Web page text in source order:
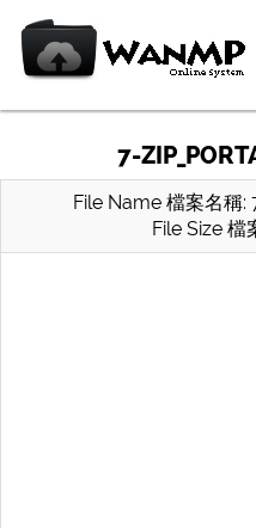
7-
File Name 檔案名稱:
File Size 檔